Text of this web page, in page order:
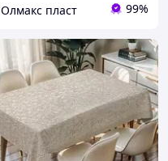
Олмакс пласт 99%